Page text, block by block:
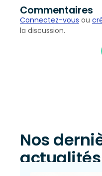
Commentaires
Connectez-vous ou
la discussion.
Nos
actualités